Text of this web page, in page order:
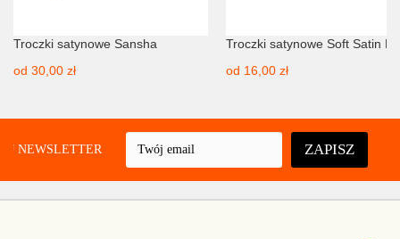
Troczki satynowe Sansha
od 30,00 zł
Troczki satynowe Soft Satin
od 16,00 zł
NEWSLETTER ZAPISZ